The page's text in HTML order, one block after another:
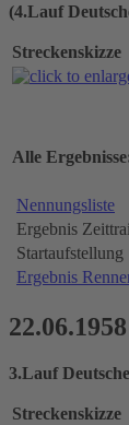
(4.Lauf
Streckenskizze
Alle
Nennungsliste
Ergebnis
Startaufstellung
Ergebnis
3.Lauf
Streckenskizze